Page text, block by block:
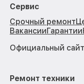
Сервис
Срочный ремонт
ВакансииГарантии
Официальный
Ремонт техники